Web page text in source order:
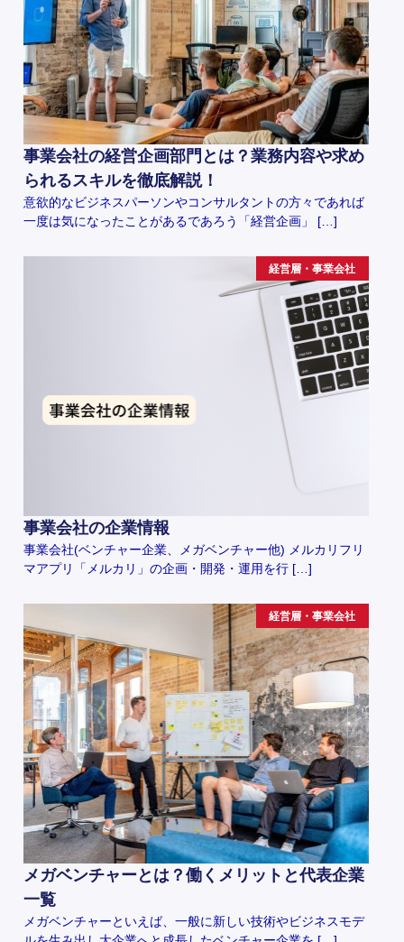
事業会社の経営企画部門とは？業務内容や求め
られるスキルを徹底解説！
意欲的なビジネスパーソンやコンサルタントの方々であれば
一度は気になったことがあるであろう「経営企画」 […]
経営層・事業会社
事業会社の企業情報
事業会社(ベンチャー企業、メガベンチャー他) メルカリフリ
マアプリ「メルカリ」の企画・開発・運用を行 […]
経営層・事業会社
メガベンチャーとは？働くメリットと代表企業
一覧
メガベンチャーといえば、一般に新しい技術やビジネスモデ